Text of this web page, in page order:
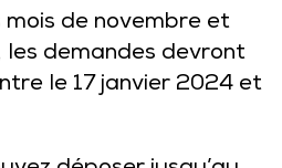
mois de novembre et
demandes devront
le 17 janvier 2024 et